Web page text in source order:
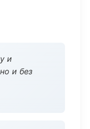
и
и без